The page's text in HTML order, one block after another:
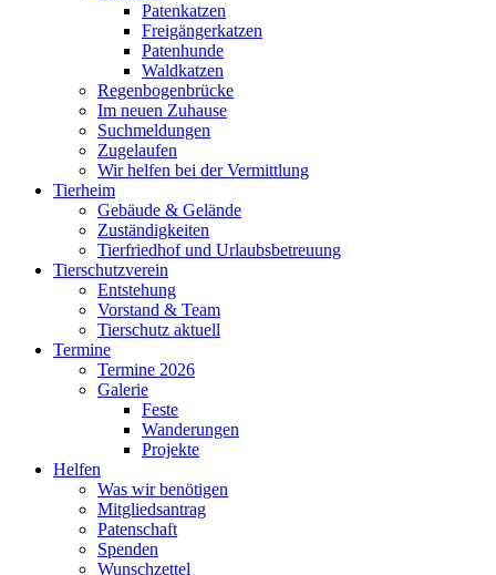
Patenkatzen
Freigängerkatzen
Patenhunde
Waldkatzen
Regenbogenbrücke
Im neuen Zuhause
Suchmeldungen
Zugelaufen
Wir helfen bei der Vermittlung
Tierheim
Gebäude & Gelände
Zuständigkeiten
Tierfriedhof und Urlaubsbetreuung
Tierschutzverein
Entstehung
Vorstand & Team
Tierschutz aktuell
Termine
Termine 2026
Galerie
Feste
Wanderungen
Projekte
Helfen
Was wir benötigen
Mitgliedsantrag
Patenschaft
Spenden
Wunschzettel